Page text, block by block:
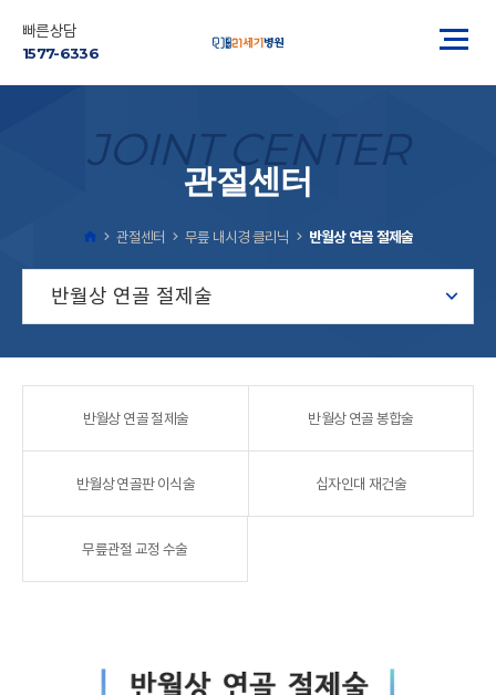
빠른상담
1577-6336
JOINT CENTER
관절센터
관절센터 무릎 내시경 클리닉 반월상 연골 절제술
반월상 연골 절제술
반월상 연골 절제술 반월상 연골 봉합술
반월상 연골판 이식술 십자인대 재건술
무릎관절 교정 수술